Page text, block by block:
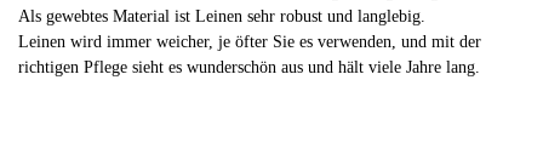
Als gewebtes Material ist Leinen sehr robust und langlebig.
Leinen wird immer weicher, je öfter Sie es verwenden, und mit der
richtigen Pflege sieht es wunderschön aus und hält viele Jahre lang.